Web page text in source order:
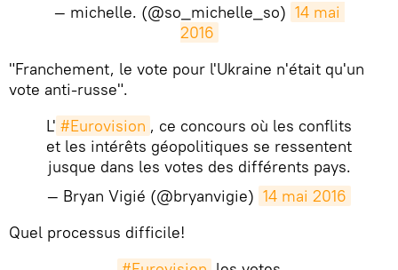
— michelle. (@so_michelle_so) 14 mai
2016
​"Franchement, le vote pour l'Ukraine n'était qu'un
vote anti-russe".
L' #Eurovision , ce concours où les conflits
et les intérêts géopolitiques se ressentent
jusque dans les votes des différents pays.
— Bryan Vigié (@bryanvigie) 14 mai 2016
​Quel processus difficile!